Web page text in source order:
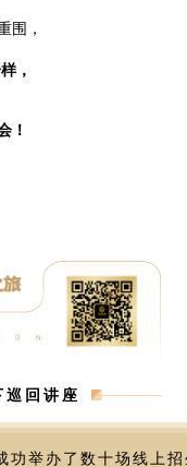
围，
，
！
回讲座
举办了数十场线上